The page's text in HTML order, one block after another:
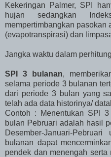
Kekeringan Palmer, SPI
hujan sedangkan
mempertimbangkan pasokan
(evapotranspirasi) dan
Jangka waktu dalam
SPI 3 bulanan,
selama periode 3 bulanan
dari periode 3 bulan yang
telah ada data historinya/
Contoh : Menentukan SPI
bulan Pebruari adalah hasil
Desember-Januari-
bulanan dapat
pendek dan menengah serta